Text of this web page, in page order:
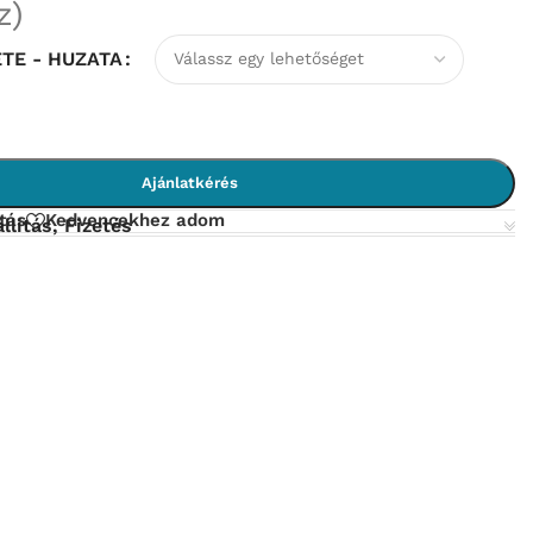
- HUZATA
Ajánlatkérés
Kedvencekhez adom
Fizetés